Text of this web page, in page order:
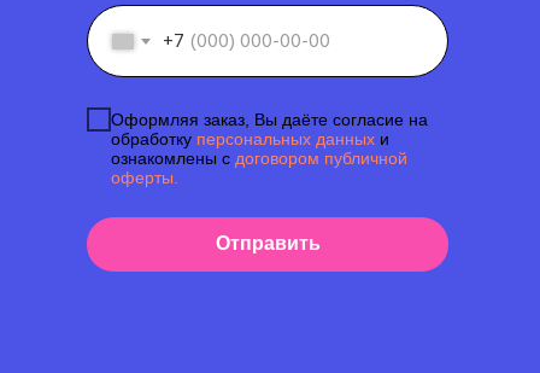
+7
Оформляя заказ, Вы даёте согласие на
обработку персональных данных и
ознакомлены с договором публичной
оферты.
Отправить